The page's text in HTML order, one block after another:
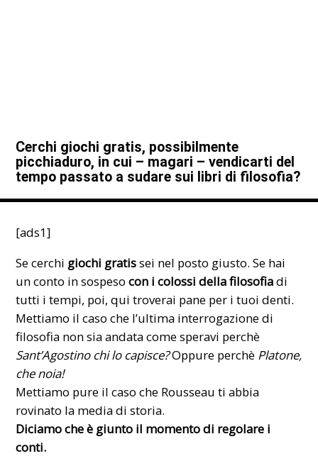
Cerchi giochi gratis, possibilmente
picchiaduro, in cui – magari – vendicarti del
tempo passato a sudare sui libri di filosofia?
[ads1]
Se cerchi giochi gratissei nel posto giusto. Se hai
un conto in sospeso con i colossi della filosofiadi
tutti i tempi, poi, qui troverai pane per i tuoi denti.
Mettiamo il caso che l’ultima interrogazione di
filosofia non sia andata come speravi perchè
Sant’Agostino chi lo capisce?Oppure perchè Platone,
che noia!
Mettiamo pure il caso che Rousseau ti abbia
rovinato la media di storia.
Diciamo che è giunto il momento di regolare i
conti.